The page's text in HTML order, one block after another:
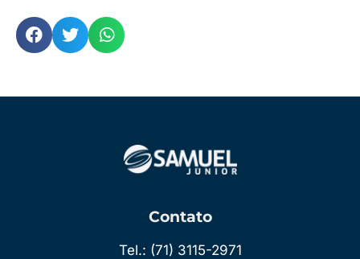
Contato
Tel.: (71) 3115-2971